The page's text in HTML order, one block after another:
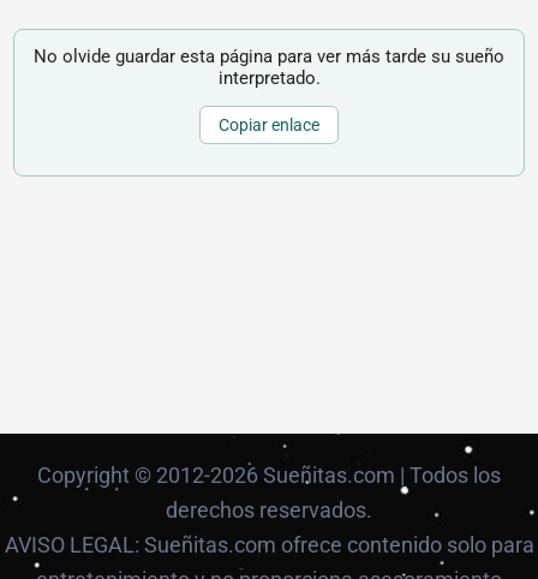
No olvide guardar esta página para ver más tarde su sueño
interpretado.
Copiar enlace
Copyright © 2012-2026 Sueñitas.com | Todos los
derechos reservados.
AVISO LEGAL: Sueñitas.com ofrece contenido solo para